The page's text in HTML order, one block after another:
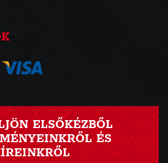
ELSŐKÉZBŐL
ÉS